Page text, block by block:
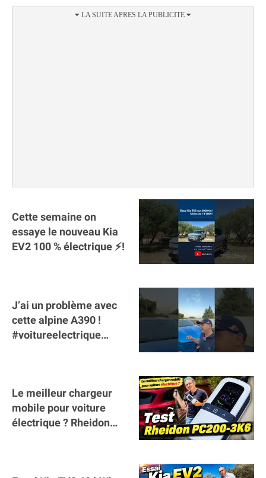
#batterie @gosunology
Cette semaine on
essaye le nouveau Kia
EV2 100 % électrique ⚡️!
J’ai un problème avec
cette alpine A390 !
#voitureelectrique
Le meilleur chargeur
mobile pour voiture
électrique ? Rheidon